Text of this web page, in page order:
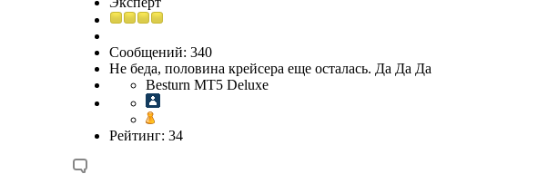
Сообщений: 340
Не беда, половина крейсера еще осталась. Да Да Да
Besturn MT5 Deluxe
Рейтинг: 34